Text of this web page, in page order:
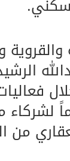
لشركاء
من